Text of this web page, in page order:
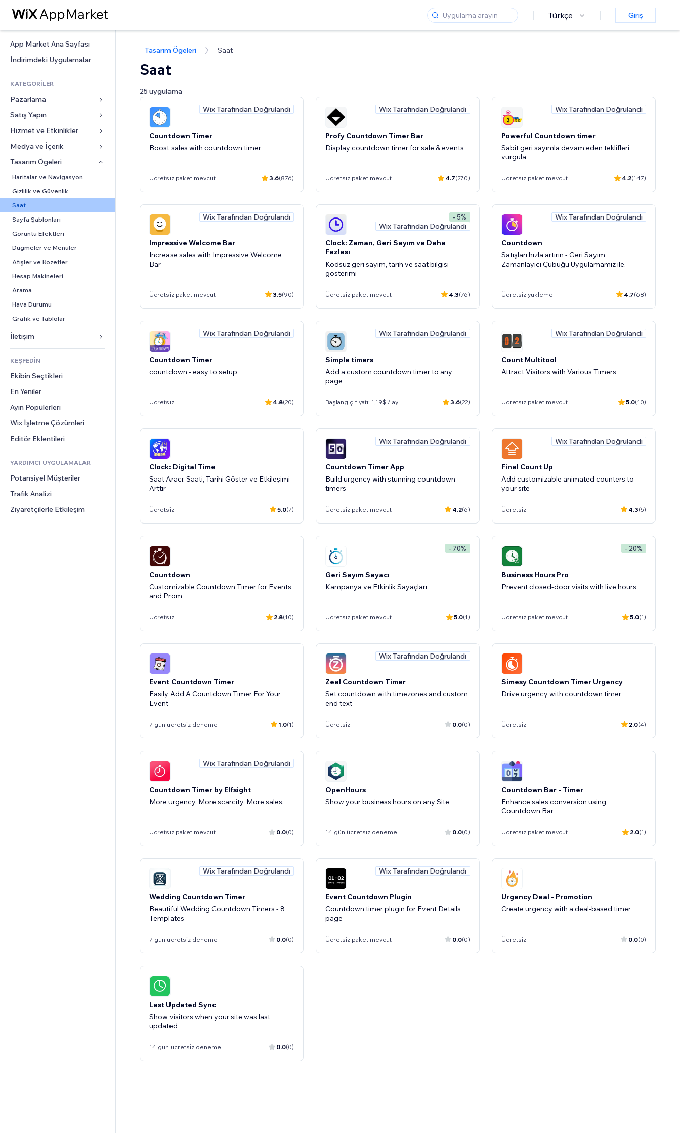
Türkçe Giriş
App Market Ana Sayfası
İndirimdeki Uygulamalar
KATEGORİLER
Pazarlama
Reklamlar
Mobil
Site Analizleri
Sosyal Ağ
Site Listeleri
E-posta
Satış Yapın
Mağazalar için uygulamalar
Gönderim ve Teslimat
Satış Düğmeleri
Muhasebe
Kuponlar ve Müşteri Sadakati
Hizmet ve Etkinlikler
Oteller
Etkinlikler
Restoranlar
Emlak
Randevular
Medya ve İçerik
Galeri
Müzik
Podcast
Fotoğrafçılık
Video
PDF
Dosya Paylaşımı
Haberler
İçerik Hizmetleri
Metin Efektleri
Tasarım Ögeleri
Haritalar ve Navigasyon
Gizlilik ve Güvenlik
Saat
Sayfa Şablonları
Görüntü Efektleri
Düğmeler ve Menüler
Afişler ve Rozetler
Hesap Makineleri
Arama
Hava Durumu
Grafik ve Tablolar
Formlar
Blog
Anketler
Sohbet
Yorumlar
Telefon
Topluluk
Değerlendirmeler ve Müşteri
KEŞFEDİN
Ekibin Seçtikleri
En Yeniler
Ayın Popülerleri
Wix İşletme Çözümleri
Editör Eklentileri
YARDIMCI UYGULAMALAR
Potansiyel Müşteriler
Trafik Analizi
Ziyaretçilerle Etkileşim
Tasarım Ögeleri Saat
Saat
25 uygulama
Wix Tarafından Doğrulandı
Countdown Timer
Boost sales with countdown timer
Ücretsiz paket mevcut 3.6(876)
Wix Tarafından Doğrulandı
Profy Countdown Timer Bar
Display countdown timer for sale & events
Ücretsiz paket mevcut 4.7(270)
Wix Tarafından Doğrulandı
Powerful Countdown timer
Sabit geri sayımla devam eden teklifleri
vurgula
Ücretsiz paket mevcut 4.2(147)
Wix Tarafından Doğrulandı
Impressive Welcome Bar
Increase sales with Impressive Welcome
Bar
Ücretsiz paket mevcut 3.5(90)
- 5%
Wix Tarafından Doğrulandı
Clock: Zaman, Geri Sayım ve Daha
Fazlası
Kodsuz geri sayım, tarih ve saat bilgisi
gösterimi
Ücretsiz paket mevcut 4.3(76)
Wix Tarafından Doğrulandı
Countdown
Satışları hızla artırın - Geri Sayım
Zamanlayıcı Çubuğu Uygulamamız ile.
Ücretsiz yükleme 4.7(68)
Wix Tarafından Doğrulandı
Countdown Timer
countdown - easy to setup
Ücretsiz 4.8(20)
Wix Tarafından Doğrulandı
Simple timers
Add a custom countdown timer to any
page
Başlangıç fiyatı: 1,19$ / ay 3.6(22)
Wix Tarafından Doğrulandı
Count Multitool
Attract Visitors with Various Timers
Ücretsiz paket mevcut 5.0(10)
Clock: Digital Time
Saat Aracı: Saati, Tarihi Göster ve Etkileşimi
Arttır
Ücretsiz 5.0(7)
Wix Tarafından Doğrulandı
Countdown Timer App
Build urgency with stunning countdown
timers
Ücretsiz paket mevcut 4.2(6)
Wix Tarafından Doğrulandı
Final Count Up
Add customizable animated counters to
your site
Ücretsiz 4.3(5)
Countdown
Customizable Countdown Timer for Events
and Prom
Ücretsiz 2.8(10)
- 70%
Geri Sayım Sayacı
Kampanya ve Etkinlik Sayaçları
Ücretsiz paket mevcut 5.0(1)
- 20%
Business Hours Pro
Prevent closed-door visits with live hours
Ücretsiz paket mevcut 5.0(1)
Event Countdown Timer
Easily Add A Countdown Timer For Your
Event
7 gün ücretsiz deneme 1.0(1)
Wix Tarafından Doğrulandı
Zeal Countdown Timer
Set countdown with timezones and custom
end text
Ücretsiz 0.0(0)
Simesy Countdown Timer Urgency
Drive urgency with countdown timer
Ücretsiz 2.0(4)
Wix Tarafından Doğrulandı
Countdown Timer by Elfsight
More urgency. More scarcity. More sales.
Ücretsiz paket mevcut 0.0(0)
OpenHours
Show your business hours on any Site
14 gün ücretsiz deneme 0.0(0)
Countdown Bar - Timer
Enhance sales conversion using
Countdown Bar
Ücretsiz paket mevcut 2.0(1)
Wix Tarafından Doğrulandı
Wedding Countdown Timer
Beautiful Wedding Countdown Timers - 8
Templates
7 gün ücretsiz deneme 0.0(0)
Wix Tarafından Doğrulandı
Event Countdown Plugin
Countdown timer plugin for Event Details
page
Ücretsiz paket mevcut 0.0(0)
Urgency Deal - Promotion
Create urgency with a deal-based timer
Ücretsiz 0.0(0)
Last Updated Sync
Show visitors when your site was last
updated
14 gün ücretsiz deneme 0.0(0)